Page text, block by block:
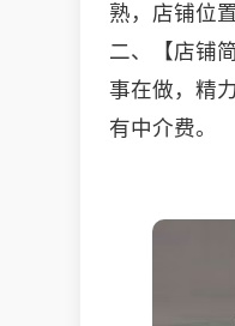
熟，店铺位
二、【店铺
事在做，精
有中介费。